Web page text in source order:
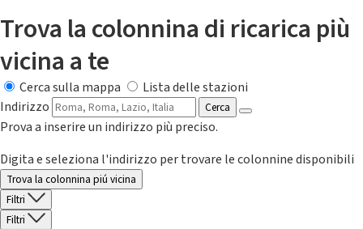
Trova la colonnina di ricarica più
vicina a te
Cerca sulla mappa
Lista delle stazioni
Indirizzo
Cerca
Prova a inserire un indirizzo più preciso.
Digita e seleziona l'indirizzo per trovare le colonnine disponibili
Trova la colonnina piú vicina
Filtri
Filtri